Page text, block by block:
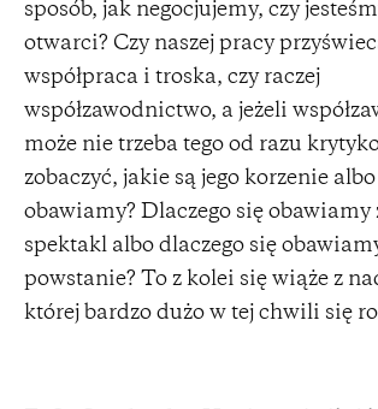
sposób, jak negocjujemy, czy
otwarci? Czy naszej pracy
współpraca i troska, czy raczej
współzawodnictwo, a jeżeli
może nie trzeba tego od razu
zobaczyć, jakie są jego korzenie albo
obawiamy? Dlaczego się obawiamy
spektakl albo dlaczego się
powstanie? To z kolei się wiąże z
której bardzo dużo w tej chwili się